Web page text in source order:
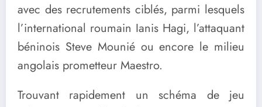
avec des recrutements ciblés, parmi lesquels
l’international roumain Ianis Hagi, l’attaquant
béninois Steve Mounié ou encore le milieu
angolais prometteur Maestro.
Trouvant rapidement un schéma de jeu